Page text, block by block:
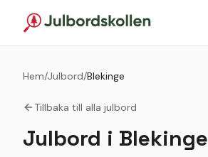
Hem/Julbord/Blekinge
Tillbaka till alla julbord
Julbord i Blekinge